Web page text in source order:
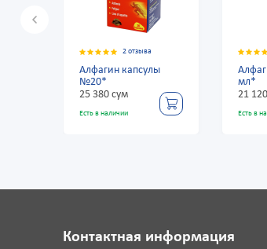
2 отзыва
Алфагин капсулы
2 отзыва
Алфагин сироп 120
21 120 сум
Есть в наличии
Контактная информация